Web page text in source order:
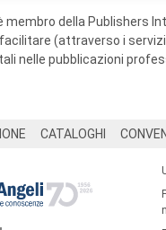
membro della Publishers
(attraverso i
nelle pubblicazioni
CATALOGHI